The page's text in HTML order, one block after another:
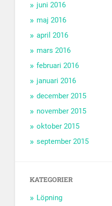
juni 2016
maj 2016
april 2016
mars 2016
februari 2016
januari 2016
december 2015
november 2015
oktober 2015
september 2015
KATEGORIER
Löpning